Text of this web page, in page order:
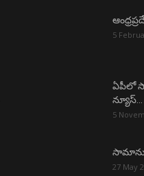
5
ఏపీలో
న్యూస్…
5
27 May